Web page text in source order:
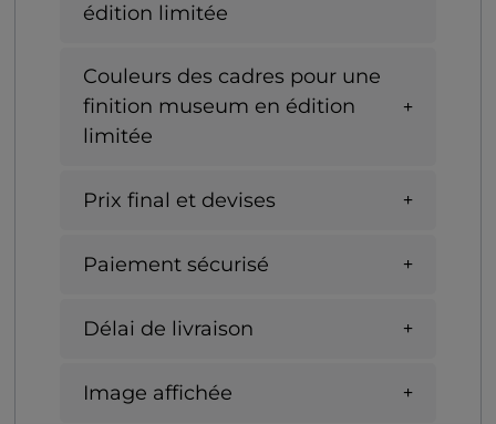
édition limitée
Couleurs des cadres pour une
finition museum en édition
limitée
Prix final et devises
Paiement sécurisé
Délai de livraison
Image affichée